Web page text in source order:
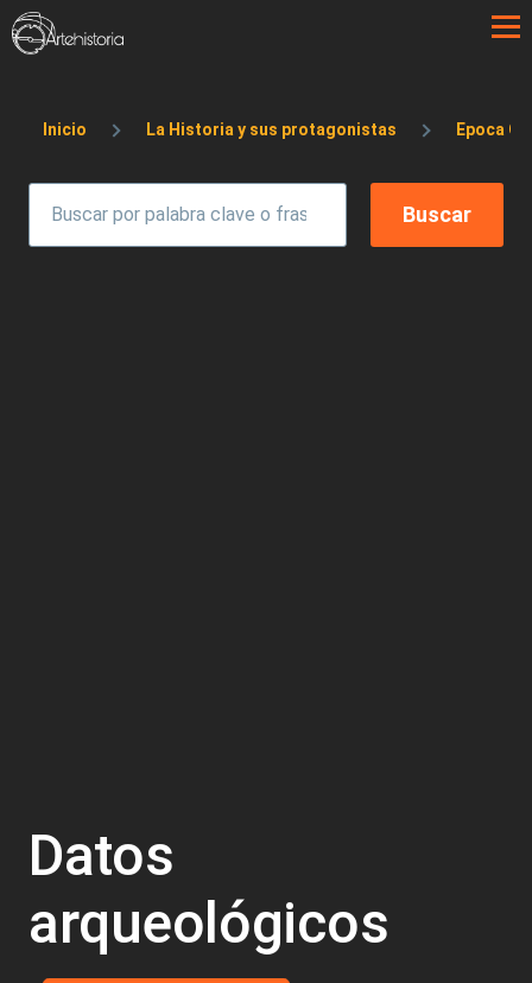
Pasar al contenido principal
Sobrescribir enlaces de ayuda a la
Inicio La Historia y sus protagonistas Epoca
Datos
arqueológicos